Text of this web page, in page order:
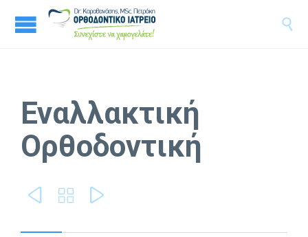

Εναλλακτική
Ορθοδοντική
  